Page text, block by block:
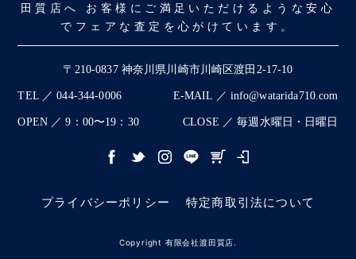
田質店へ お客様にご満足いただけるような安心
でフェアな査定を心がけています。
〒210-0837 神奈川県川崎市川崎区渡田2-17-10
TEL ／ 044-344-0006 E-MAIL ／ info@watarida710.com
OPEN ／ 9：00〜19：30 CLOSE ／ 毎週水曜日・日曜日
プライバシーポリシー 特定商取引法について
Copyright 有限会社渡田質店.